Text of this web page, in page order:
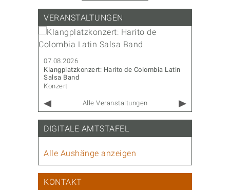
Wahl sprechen über aktuelle
Themen in unserer Stadt.
VERANSTALTUNGEN
07.08.2026
Klangplatzkonzert: Harito de Colombia Latin
Salsa Band
Konzert
Alle Veranstaltungen
DIGITALE AMTSTAFEL
Alle Aushänge anzeigen
KONTAKT